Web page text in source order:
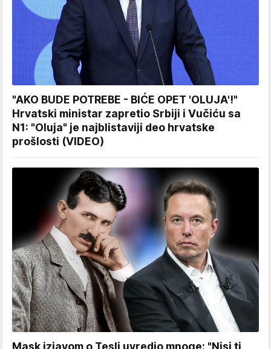
"AKO BUDE POTREBE - BIĆE OPET 'OLUJA'!"
Hrvatski ministar zapretio Srbiji i Vučiću sa
N1: "Oluja" je najblistaviji deo hrvatske
prošlosti (VIDEO)
Mask izjavom o Tesli uvredio mnoge: "Nisi ti